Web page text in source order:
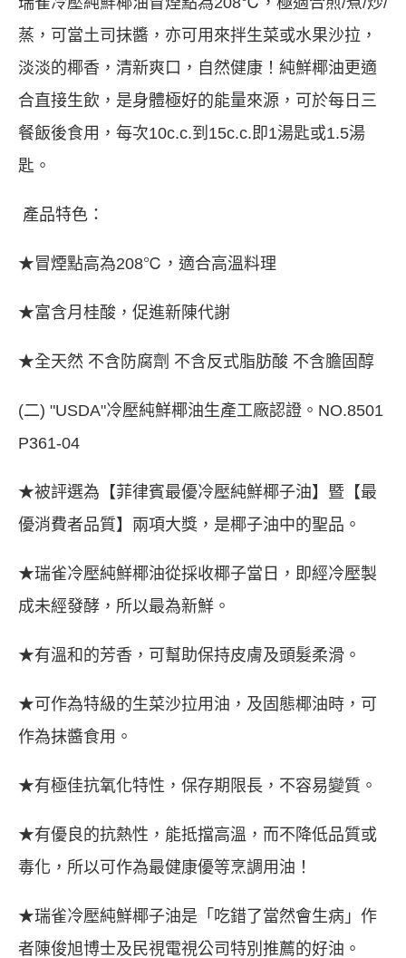
蒸，可當土司抹醬，亦可用來拌生菜或水果沙拉，
淡淡的椰香，清新爽口，自然健康！純鮮椰油更適
合直接生飲，是身體極好的能量來源，可於每日三
餐飯後食用，每次10c.c.到15c.c.即1湯匙或1.5湯
匙。
產品特色：
★冒煙點高為208℃，適合高溫料理
★富含月桂酸，促進新陳代謝
★全天然 不含防腐劑 不含反式脂肪酸 不含膽固醇
(二) "USDA"冷壓純鮮椰油生產工廠認證。NO.8501
P361-04
★被評選為【菲律賓最優冷壓純鮮椰子油】暨【最
優消費者品質】兩項大獎，是椰子油中的聖品。
★瑞雀冷壓純鮮椰油從採收椰子當日，即經冷壓製
成未經發酵，所以最為新鮮。
★有溫和的芳香，可幫助保持皮膚及頭髮柔滑。
★可作為特級的生菜沙拉用油，及固態椰油時，可
作為抹醬食用。
★有極佳抗氧化特性，保存期限長，不容易變質。
★有優良的抗熱性，能抵擋高溫，而不降低品質或
毒化，所以可作為最健康優等烹調用油！
★瑞雀冷壓純鮮椰子油是「吃錯了當然會生病」作
者陳俊旭博士及民視電視公司特別推薦的好油。